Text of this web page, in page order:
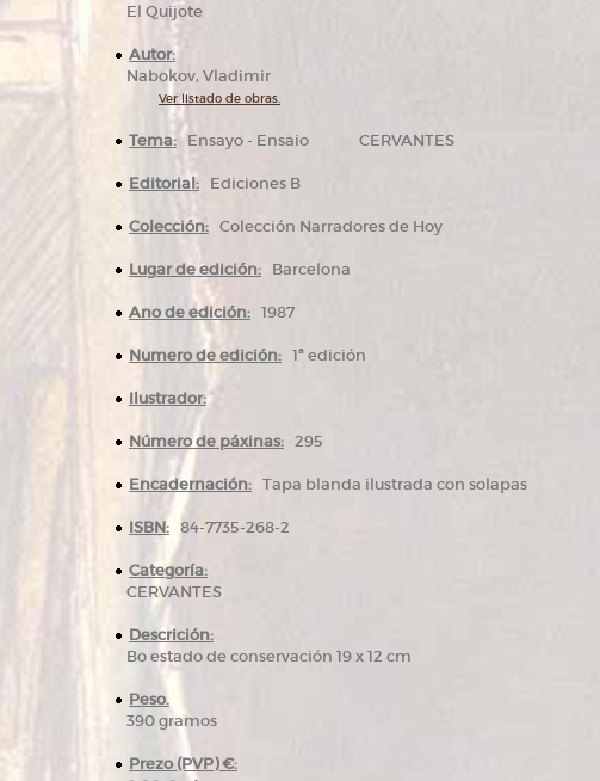
El Quijote
Autor:
Nabokov, Vladimir
Ver listado de obras.
Tema: Ensayo - Ensaio CERVANTES
Editorial: Ediciones B
Colección: Colección Narradores de Hoy
Lugar de edición: Barcelona
Ano de edición: 1987
Numero de edición: 1ª edición
Ilustrador:
Número de páxinas: 295
Encadernación: Tapa blanda ilustrada con solapas
ISBN: 84-7735-268-2
Categoría:
CERVANTES
Descrición:
Bo estado de conservación 19 x 12 cm
Peso.
390 gramos
Prezo (PVP) €: